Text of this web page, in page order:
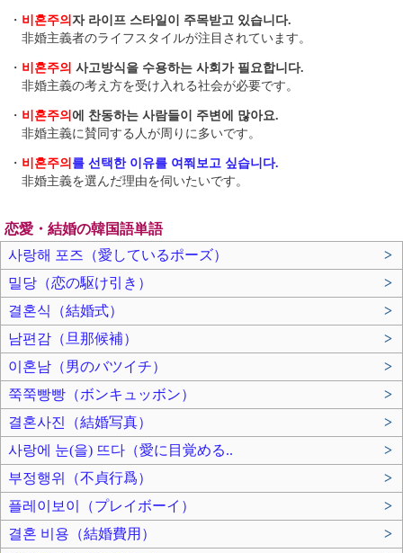
・ 비혼주의 자 라이프 스타일이 주목받고 있습니다.
非婚主義者のライフスタイルが注目されています。
・ 비혼주의 사고방식을 수용하는 사회가 필요합니다.
非婚主義の考え方を受け入れる社会が必要です。
・ 비혼주의 에 찬동하는 사람들이 주변에 많아요.
非婚主義に賛同する人が周りに多いです。
・ 비혼주의 를 선택한 이유를 여쭤보고 싶습니다.
非婚主義を選んだ理由を伺いたいです。
恋愛・結婚の韓国語単語
사랑해 포즈（愛しているポーズ）
>
밀당（恋の駆け引き）
>
결혼식（結婚式）
>
남편감（旦那候補）
>
이혼남（男のバツイチ）
>
쭉쭉빵빵（ボンキュッボン）
>
결혼사진（結婚写真）
>
사랑에 눈(을) 뜨다（愛に目覚める..
>
부정행위（不貞行爲）
>
플레이보이（プレイボーイ）
>
결혼 비용（結婚費用）
>